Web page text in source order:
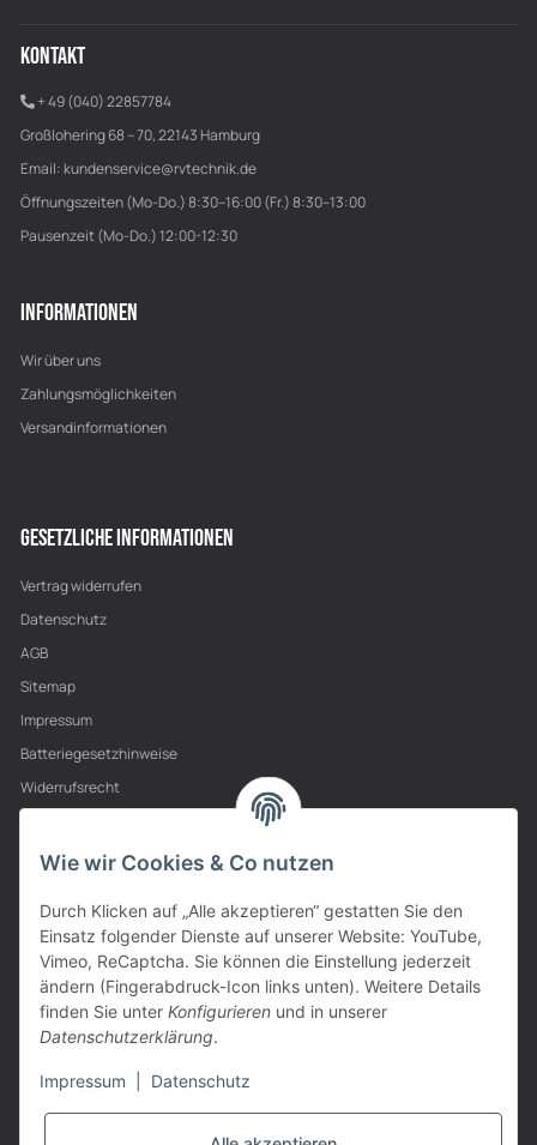
KONTAKT
+ 49 (040) 22857784
Großlohering 68 – 70, 22143 Hamburg
Email: kundenservice@rvtechnik.de
Öffnungszeiten (Mo-Do.) 8:30–16:00 (Fr.) 8:30–13:00
Pausenzeit (Mo-Do.) 12:00-12:30
INFORMATIONEN
Wir über uns
Zahlungsmöglichkeiten
Versandinformationen
GESETZLICHE INFORMATIONEN
Vertrag widerrufen
Datenschutz
AGB
Sitemap
Impressum
Batteriegesetzhinweise
Widerrufsrecht
PARTNER
Wie wir Cookies & Co nutzen
Durch Klicken auf „Alle akzeptieren“ gestatten Sie den
Einsatz folgender Dienste auf unserer Website: YouTube,
Vimeo, ReCaptcha. Sie können die Einstellung jederzeit
ändern (Fingerabdruck-Icon links unten). Weitere Details
finden Sie unter Konfigurieren und in unserer
Datenschutzerklärung.
Impressum Datenschutz